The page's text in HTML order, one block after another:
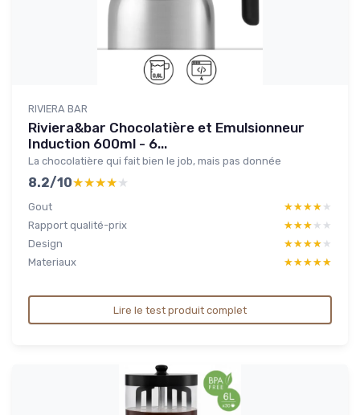
RIVIERA BAR
Riviera&bar Chocolatière et Emulsionneur
Induction 600ml - 6...
La chocolatière qui fait bien le job, mais pas donnée
8.2/10★★★★★
★★★★★
Gout ★★★★★
★★★★★
Rapport qualité-prix
★★★★★
★★★★★
Design
★★★★★
★★★★★
Materiaux
★★★★★
★★★★★
Lire le test produit complet